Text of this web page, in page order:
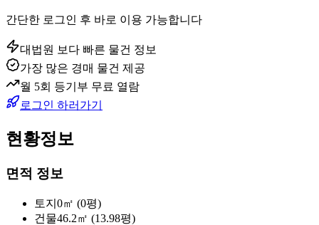
간단한 로그인 후 바로 이용 가능합니다
대법원 보다 빠른 물건 정보
가장 많은 경매 물건 제공
월 5회 등기부 무료 열람
로그인 하러가기
현황정보
면적 정보
토지 0㎡ (0평)
건물46.2㎡ (13.98평)